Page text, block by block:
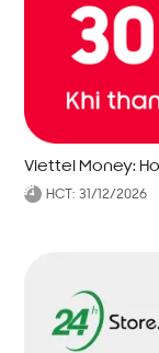
Viettel Money:
HCT: 31/12/2026